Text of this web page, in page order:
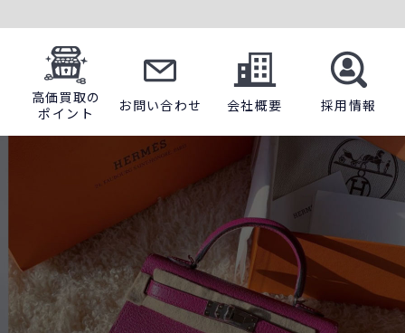
高価買取の
ポイント
お問い合わせ 会社概要 採用情報